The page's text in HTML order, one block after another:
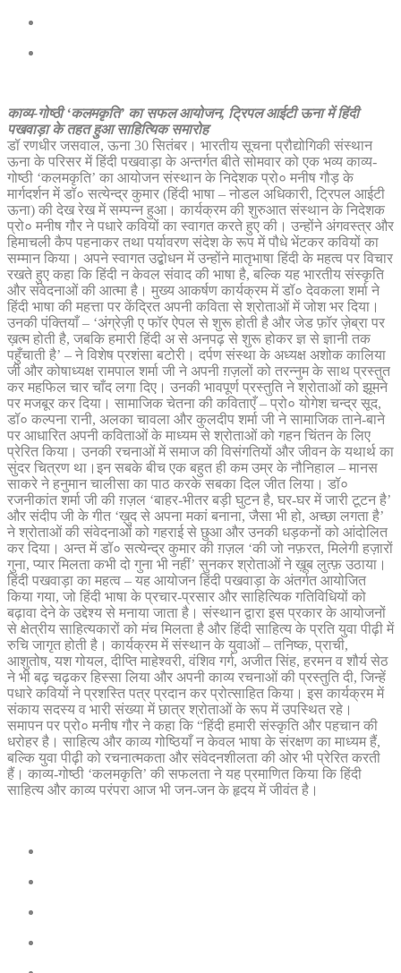
काव्य-गोष्ठी ‘कलमकृति’ का सफल आयोजन, ट्रिपल आईटी ऊना में हिंदी
पखवाड़ा के तहत हुआ साहित्यिक समारोह
डॉ रणधीर जसवाल, ऊना 30 सितंबर। भारतीय सूचना प्रौद्योगिकी संस्थान
ऊना के परिसर में हिंदी पखवाड़ा के अन्तर्गत बीते सोमवार को एक भव्य काव्य-
गोष्ठी ‘कलमकृति’ का आयोजन संस्थान के निदेशक प्रो० मनीष गौड़ के
मार्गदर्शन में डॉ० सत्येन्द्र कुमार (हिंदी भाषा – नोडल अधिकारी, ट्रिपल आईटी
ऊना) की देख रेख में सम्पन्न हुआ। कार्यक्रम की शुरुआत संस्थान के निदेशक
प्रो० मनीष गौर ने पधारे कवियों का स्वागत करते हुए की। उन्होंने अंगवस्त्र और
हिमाचली कैप पहनाकर तथा पर्यावरण संदेश के रूप में पौधे भेंटकर कवियों का
सम्मान किया। अपने स्वागत उद्बोधन में उन्होंने मातृभाषा हिंदी के महत्व पर विचार
रखते हुए कहा कि हिंदी न केवल संवाद की भाषा है, बल्कि यह भारतीय संस्कृति
और संवेदनाओं की आत्मा है। मुख्य आकर्षण कार्यक्रम में डॉ० देवकला शर्मा ने
हिंदी भाषा की महत्ता पर केंद्रित अपनी कविता से श्रोताओं में जोश भर दिया।
उनकी पंक्तियाँ – ‘अंग्रेज़ी ए फॉर ऐपल से शुरू होती है और जेड फ़ॉर ज़ेब्रा पर
ख़त्म होती है, जबकि हमारी हिंदी अ से अनपढ़ से शुरू होकर ज्ञ से ज्ञानी तक
पहुँचाती है’ – ने विशेष प्रशंसा बटोरी। दर्पण संस्था के अध्यक्ष अशोक कालिया
जी और कोषाध्यक्ष रामपाल शर्मा जी ने अपनी ग़ज़लों को तरन्नुम के साथ प्रस्तुत
कर महफिल चार चाँद लगा दिए। उनकी भावपूर्ण प्रस्तुति ने श्रोताओं को झूमने
पर मजबूर कर दिया। सामाजिक चेतना की कविताएँ – प्रो० योगेश चन्द्र सूद,
डॉ० कल्पना रानी, अलका चावला और कुलदीप शर्मा जी ने सामाजिक ताने-बाने
पर आधारित अपनी कविताओं के माध्यम से श्रोताओं को गहन चिंतन के लिए
प्रेरित किया। उनकी रचनाओं में समाज की विसंगतियों और जीवन के यथार्थ का
सुंदर चित्रण था।इन सबके बीच एक बहुत ही कम उम्र के नौनिहाल – मानस
साकरे ने हनुमान चालीसा का पाठ करके सबका दिल जीत लिया। डॉ०
रजनीकांत शर्मा जी की ग़ज़ल ‘बाहर-भीतर बड़ी घुटन है, घर-घर में जारी टूटन है’
और संदीप जी के गीत ‘ख़ुद से अपना मकां बनाना, जैसा भी हो, अच्छा लगता है’
ने श्रोताओं की संवेदनाओं को गहराई से छुआ और उनकी धड़कनों को आंदोलित
कर दिया। अन्त में डॉ० सत्येन्द्र कुमार की ग़ज़ल ‘की जो नफ़रत, मिलेगी हज़ारों
गुना, प्यार मिलता कभी दो गुना भी नहीं’ सुनकर श्रोताओं ने ख़ूब लुत्फ़ उठाया।
हिंदी पखवाड़ा का महत्व – यह आयोजन हिंदी पखवाड़ा के अंतर्गत आयोजित
किया गया, जो हिंदी भाषा के प्रचार-प्रसार और साहित्यिक गतिविधियों को
बढ़ावा देने के उद्देश्य से मनाया जाता है। संस्थान द्वारा इस प्रकार के आयोजनों
से क्षेत्रीय साहित्यकारों को मंच मिलता है और हिंदी साहित्य के प्रति युवा पीढ़ी में
रुचि जागृत होती है। कार्यक्रम में संस्थान के युवाओं – तनिष्क, प्राची,
आशुतोष, यश गोयल, दीप्ति माहेश्वरी, वंशिव गर्ग, अजीत सिंह, हरमन व शौर्य सेठ
ने भी बढ़ चढ़कर हिस्सा लिया और अपनी काव्य रचनाओं की प्रस्तुति दी, जिन्हें
पधारे कवियों ने प्रशस्ति पत्र प्रदान कर प्रोत्साहित किया। इस कार्यक्रम में
संकाय सदस्य व भारी संख्या में छात्र श्रोताओं के रूप में उपस्थित रहे।
समापन पर प्रो० मनीष गौर ने कहा कि “हिंदी हमारी संस्कृति और पहचान की
धरोहर है। साहित्य और काव्य गोष्ठियाँ न केवल भाषा के संरक्षण का माध्यम हैं,
बल्कि युवा पीढ़ी को रचनात्मकता और संवेदनशीलता की ओर भी प्रेरित करती
हैं। काव्य-गोष्ठी ‘कलमकृति’ की सफलता ने यह प्रमाणित किया कि हिंदी
साहित्य और काव्य परंपरा आज भी जन-जन के हृदय में जीवंत है।